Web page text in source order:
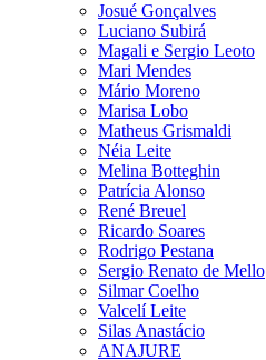
Josué Gonçalves
Luciano Subirá
Magali e Sergio Leoto
Mari Mendes
Mário Moreno
Marisa Lobo
Matheus Grismaldi
Néia Leite
Melina Botteghin
Patrícia Alonso
René Breuel
Ricardo Soares
Rodrigo Pestana
Sergio Renato de Mello
Silmar Coelho
Valcelí Leite
Silas Anastácio
ANAJURE